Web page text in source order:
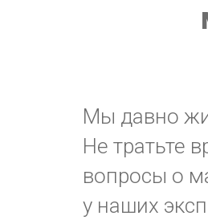
Мы давно
Не тратьте
вопросы о
у наших